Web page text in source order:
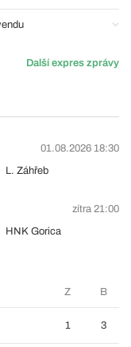
Další expres zprávy
01.08.2026 18:30
L. Záhřeb
zítra 21:00
HNK Gorica
Z B
1 3